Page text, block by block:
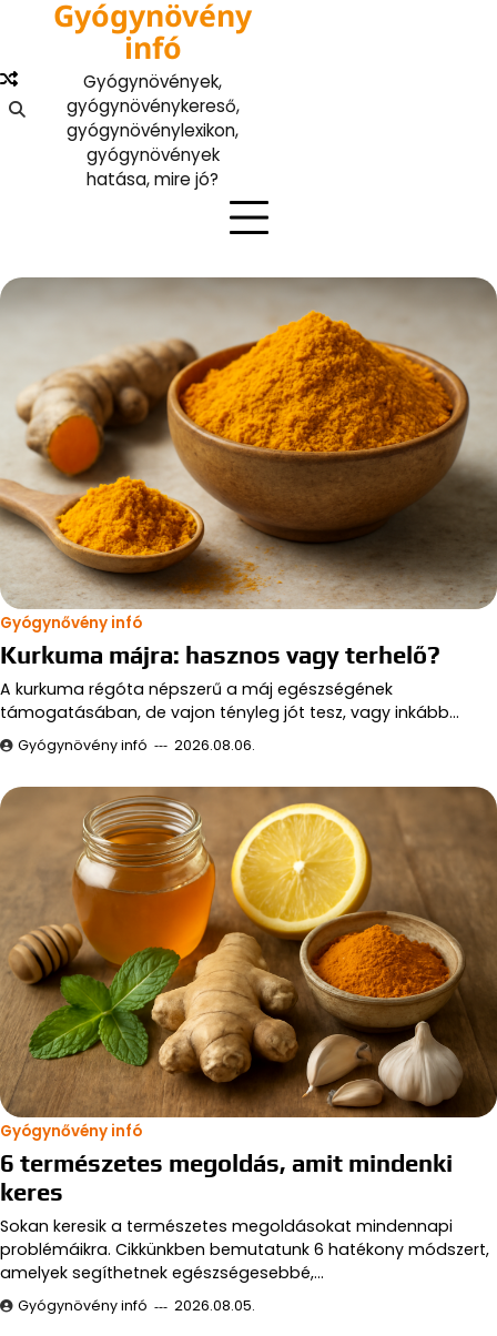
content
Gyógynövény
infó
Gyógynövények,
gyógynövénykereső,
gyógynövénylexikon,
gyógynövények
hatása, mire jó?
Gyógynővény infó
Kurkuma májra: hasznos vagy terhelő?
A kurkuma régóta népszerű a máj egészségének
támogatásában, de vajon tényleg jót tesz, vagy inkább…
Gyógynövény infó 2026.08.06.
Gyógynővény infó
6 természetes megoldás, amit mindenki
keres
Sokan keresik a természetes megoldásokat mindennapi
problémáikra. Cikkünkben bemutatunk 6 hatékony módszert,
amelyek segíthetnek egészségesebbé,…
Gyógynövény infó 2026.08.05.